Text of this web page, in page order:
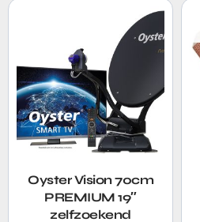
Oyster Vision 70cm
PREMIUM 19″
zelfzoekend